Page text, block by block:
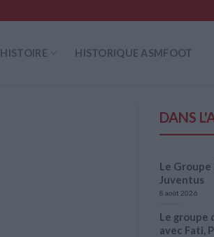
HISTOIRE HISTORIQUE ASMFOOT
DANS
Le Groupe
Juventus
8 août 2026
Le groupe
avec Fati,